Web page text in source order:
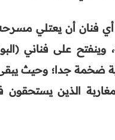
فنان أن يعتلي
وينفتح على فناني
ضخمة جدا؛ وحيث
الذين